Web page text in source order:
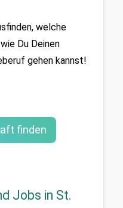
welche
Du Deinen
gehen kannst!
finden
Jobs in St.